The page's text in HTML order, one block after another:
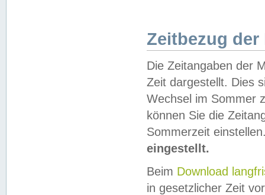
Zeitbezug der
Die Zeitangaben der
Zeit dargestellt. Dies
Wechsel im Sommer
können Sie die
Sommerzeit
eingestellt.
Beim Download
in gesetzlicher Zeit